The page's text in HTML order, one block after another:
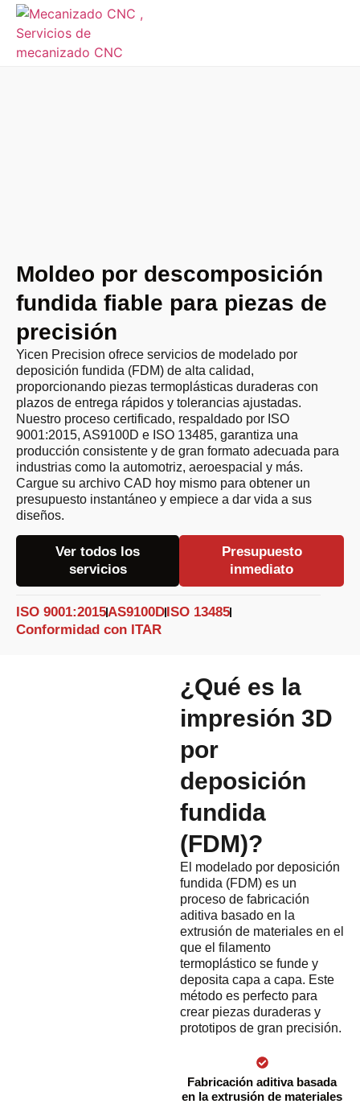
Moldeo por descomposición
fundida fiable para piezas de
precisión
Yicen Precision ofrece servicios de modelado por
deposición fundida (FDM) de alta calidad,
proporcionando piezas termoplásticas duraderas con
plazos de entrega rápidos y tolerancias ajustadas.
Nuestro proceso certificado, respaldado por ISO
9001:2015, AS9100D e ISO 13485, garantiza una
producción consistente y de gran formato adecuada para
industrias como la automotriz, aeroespacial y más.
Cargue su archivo CAD hoy mismo para obtener un
presupuesto instantáneo y empiece a dar vida a sus
diseños.
Ver todos los
servicios
Presupuesto
inmediato
ISO 9001:2015AS9100D ISO 13485
Conformidad con ITAR
¿Qué es la
impresión 3D
por
deposición
fundida
(FDM)?
El modelado por deposición
fundida (FDM) es un
proceso de fabricación
aditiva basado en la
extrusión de materiales en el
que el filamento
termoplástico se funde y
deposita capa a capa. Este
método es perfecto para
crear piezas duraderas y
prototipos de gran precisión.
Fabricación aditiva basada
en la extrusión de materiales